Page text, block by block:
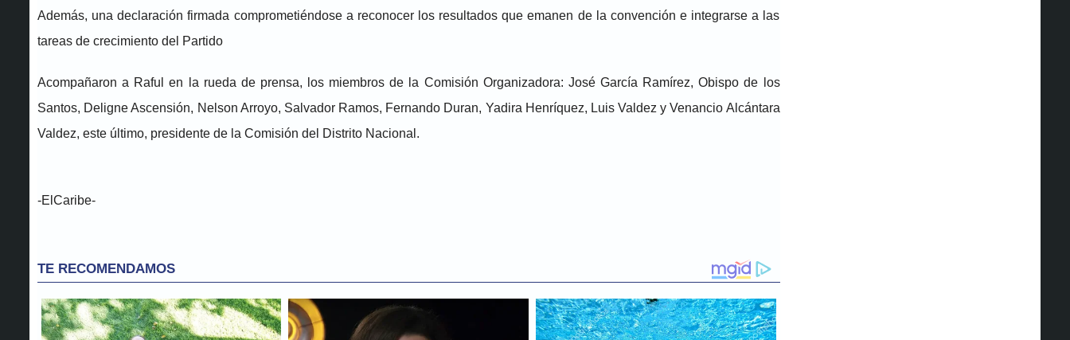
Además, una declaración firmada comprometiéndose a reconocer los resultados que emanen de la convención e integrarse a las
tareas de crecimiento del Partido
Acompañaron a Raful en la rueda de prensa, los miembros de la Comisión Organizadora: José García Ramírez, Obispo de los
Santos, Deligne Ascensión, Nelson Arroyo, Salvador Ramos, Fernando Duran, Yadira Henríquez, Luis Valdez y Venancio Alcántara
Valdez, este último, presidente de la Comisión del Distrito Nacional.
-ElCaribe-